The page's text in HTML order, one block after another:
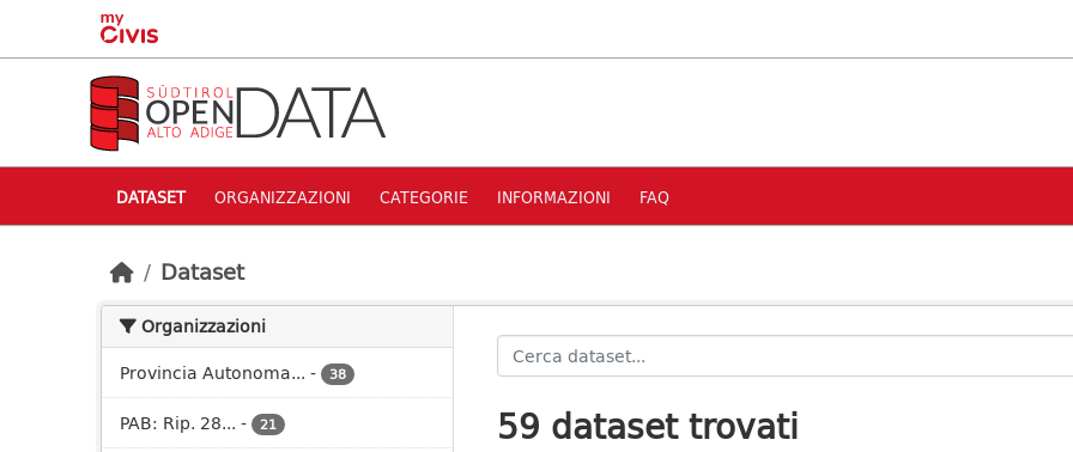
Skip to main content
DATASET ORGANIZZAZIONI CATEGORIE INFORMAZIONI FAQ
Dataset
Organizzazioni
Provincia Autonoma... - 38
PAB: Rip. 28... - 21 59 dataset trovati